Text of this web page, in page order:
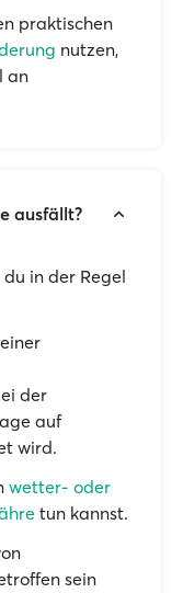
praktischen
nutzen,
an
ausfällt?
in der Regel
der
auf
wird.
wetter- oder
tun kannst.
sein